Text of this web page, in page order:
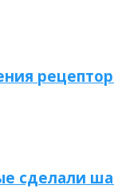
сделали